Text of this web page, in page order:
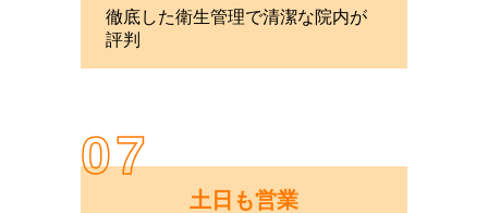
徹底した衛生管理で清潔な院内が
評判
07
土日も営業